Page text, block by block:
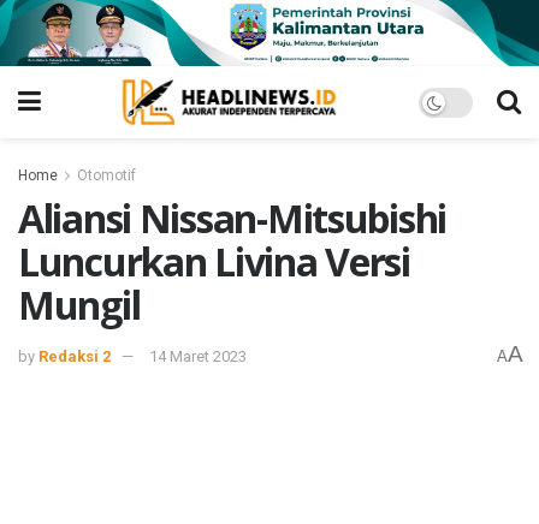
Home Otomotif
Aliansi Nissan-Mitsubishi
Luncurkan Livina Versi
Mungil
by Redaksi 2 14 Maret 2023 AA